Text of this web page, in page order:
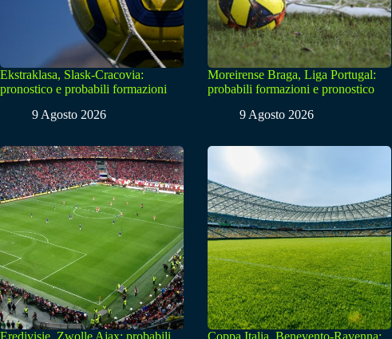
Ekstraklasa, Slask-Cracovia:
pronostico e probabili formazioni
9 Agosto 2026
Moreirense Braga, Liga Portugal:
probabili formazioni e pronostico
9 Agosto 2026